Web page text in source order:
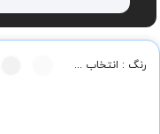
رنگ : انتخاب ...
کلیه حقوق این وبسایت